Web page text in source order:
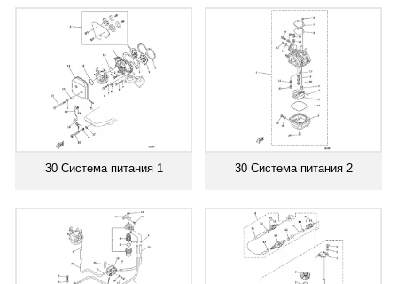
30 Система питания 1 30 Система питания 2